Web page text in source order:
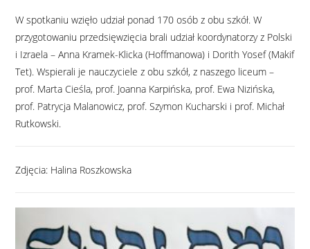
W spotkaniu wzięło udział ponad 170 osób z obu szkół. W
przygotowaniu przedsięwzięcia brali udział koordynatorzy z Polski
i Izraela – Anna Kramek-Klicka (Hoffmanowa) i Dorith Yosef (Makif
Tet). Wspierali je nauczyciele z obu szkół, z naszego liceum –
prof. Marta Cieśla, prof. Joanna Karpińska, prof. Ewa Nizińska,
prof. Patrycja Malanowicz, prof. Szymon Kucharski i prof. Michał
Rutkowski.
Zdjęcia: Halina Roszkowska